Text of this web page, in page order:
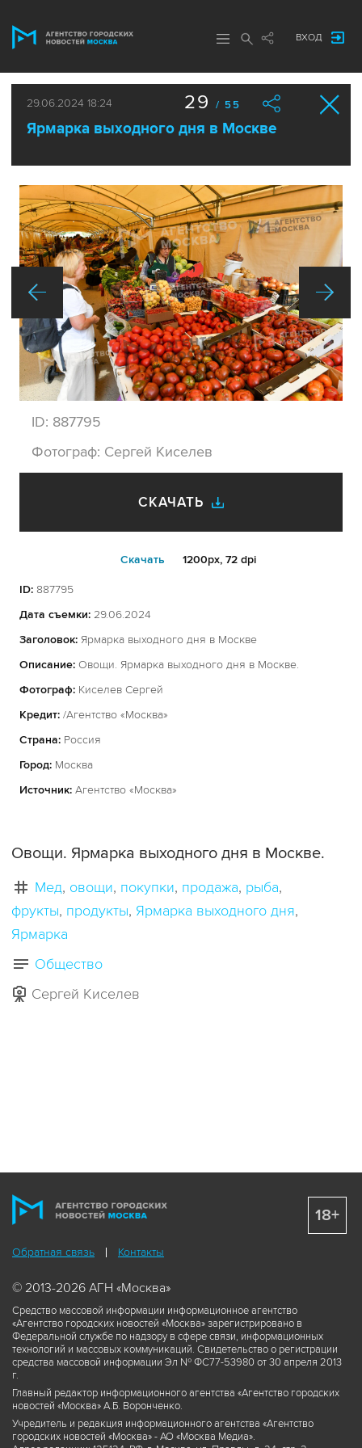
ВХОД
29.06.2024 18:24
Ярмарка выходного дня в Москве
29 / 55
ID: 887795
Фотограф: Сергей Киселев
СКАЧАТЬ
Cкачать 1200px, 72 dpi
ID: 887795
Дата съемки: 29.06.2024
Заголовок: Ярмарка выходного дня в Москве
Описание: Овощи. Ярмарка выходного дня в Москве.
Фотограф: Киселев Сергей
Кредит: /Агентство «Москва»
Страна: Россия
Город: Москва
Источник: Агентство «Москва»
Овощи. Ярмарка выходного дня в Москве.
Мед овощи покупки продажа рыба
фрукты продукты Ярмарка выходного дня
Ярмарка
Общество
Сергей Киселев
Обратная связь Контакты
© 2013-2026 АГН «Москва»
Средство массовой информации информационное агентство
«Агентство городских новостей «Москва» зарегистрировано в
Федеральной службе по надзору в сфере связи, информационных
технологий и массовых коммуникаций. Свидетельство о регистрации
средства массовой информации Эл № ФС77-53980 от 30 апреля 2013
г.
Главный редактор информационного агентства «Агентство городских
новостей «Москва» А.Б. Воронченко.
Учредитель и редакция информационного агентства «Агентство
городских новостей «Москва» - АО «Москва Медиа».
18+